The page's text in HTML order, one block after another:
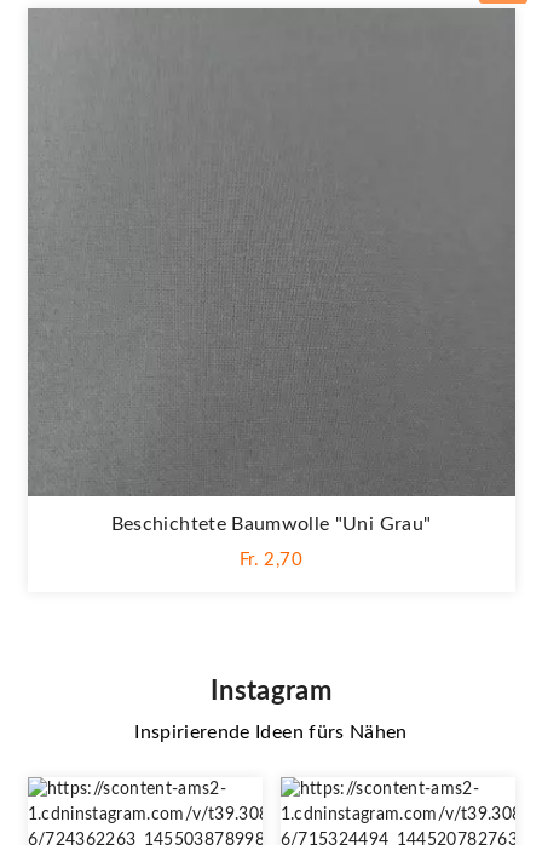
Beschichtete Baumwolle "Uni Grau"
Fr. 2,70
Instagram
Inspirierende Ideen fürs Nähen